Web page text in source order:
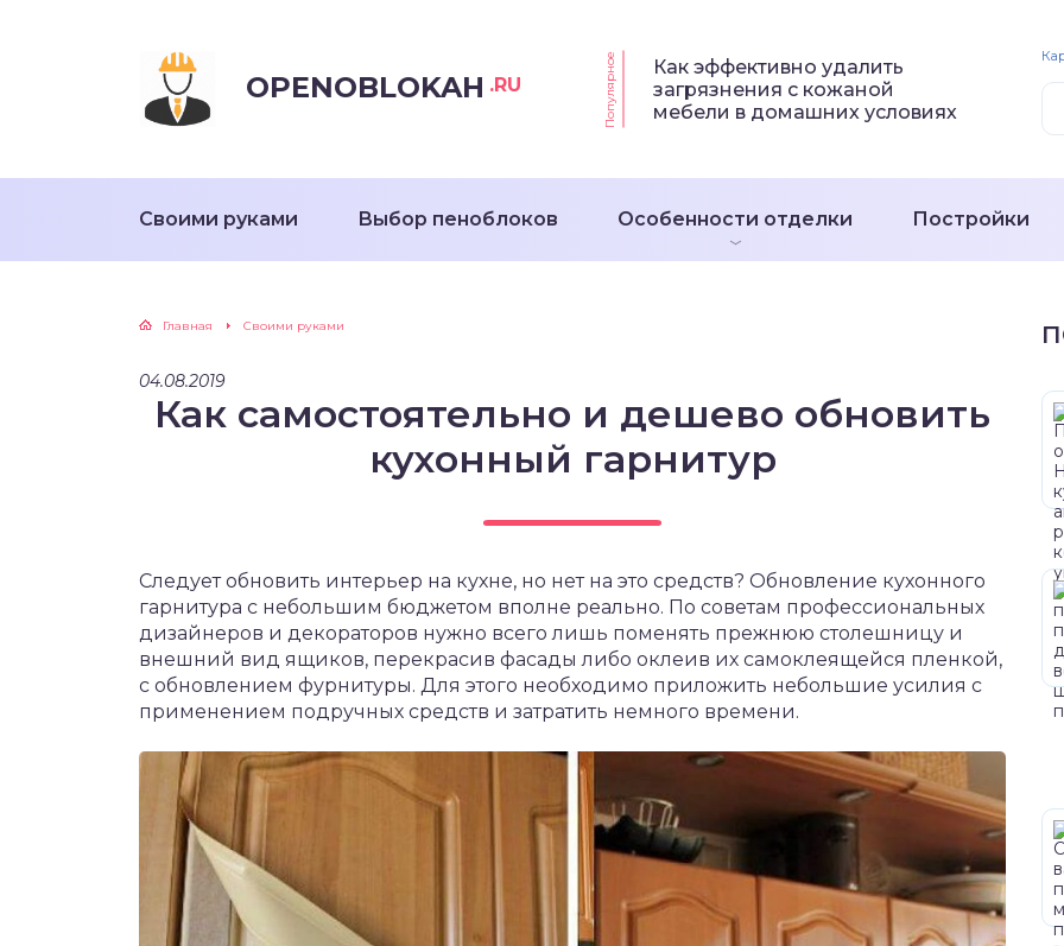
OPENOBLOKAH .RU Популярное
Как эффективно удалить
загрязнения с кожаной
мебели в домашних условиях
Своими руками Выбор пеноблоков Особенности отделки Постройки
Главная Своими руками
04.08.2019
Как самостоятельно и дешево обновить
кухонный гарнитур
Следует обновить интерьер на кухне, но нет на это средств? Обновление кухонного
гарнитура с небольшим бюджетом вполне реально. По советам профессиональных
дизайнеров и декораторов нужно всего лишь поменять прежнюю столешницу и
внешний вид ящиков, перекрасив фасады либо оклеив их самоклеящейся пленкой,
с обновлением фурнитуры. Для этого необходимо приложить небольшие усилия с
применением подручных средств и затратить немного времени.